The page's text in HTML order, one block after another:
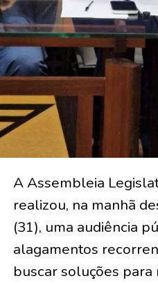
A Assembleia
realizou, na manhã
(31), uma audiência
alagamentos
buscar soluções para